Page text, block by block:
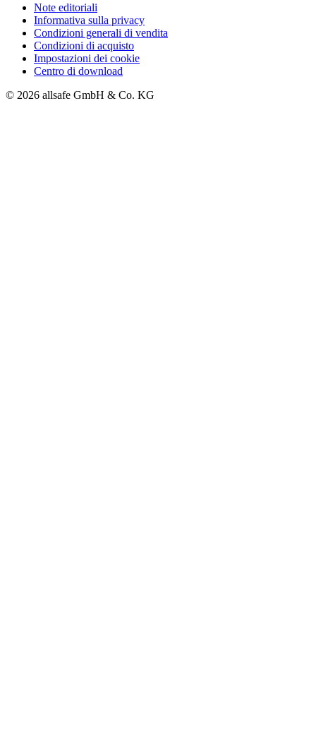
Note editoriali
Informativa sulla privacy
Condizioni generali di vendita
Condizioni di acquisto
Impostazioni dei cookie
Centro di download
© 2026 allsafe GmbH & Co. KG